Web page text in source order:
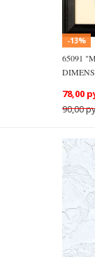
-13%
65091
90,00
78,00